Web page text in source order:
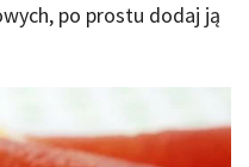
po prostu dodaj ją